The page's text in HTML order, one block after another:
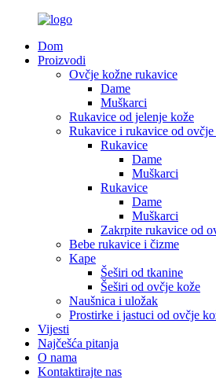
Dom
Proizvodi
Ovčje kožne rukavice
Dame
Muškarci
Rukavice od jelenje kože
Rukavice i rukavice od ovčje
Rukavice
Dame
Muškarci
Rukavice
Dame
Muškarci
Zakrpite rukavice od
Bebe rukavice i čizme
Kape
Šeširi od tkanine
Šeširi od ovčje kože
Naušnica i uložak
Prostirke i jastuci od ovčje
Vijesti
Najčešća pitanja
O nama
Kontaktirajte nas